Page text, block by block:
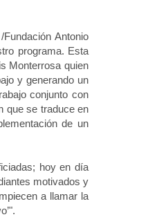
Antonio
programa. Esta
Monterrosa quien
y generando un
conjunto con
que se traduce en
de un
hoy en día
motivados y
a llamar la